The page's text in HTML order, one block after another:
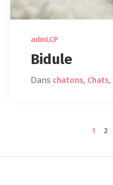
admLCP
Bidule
Dans chatons, Chats,
1 2